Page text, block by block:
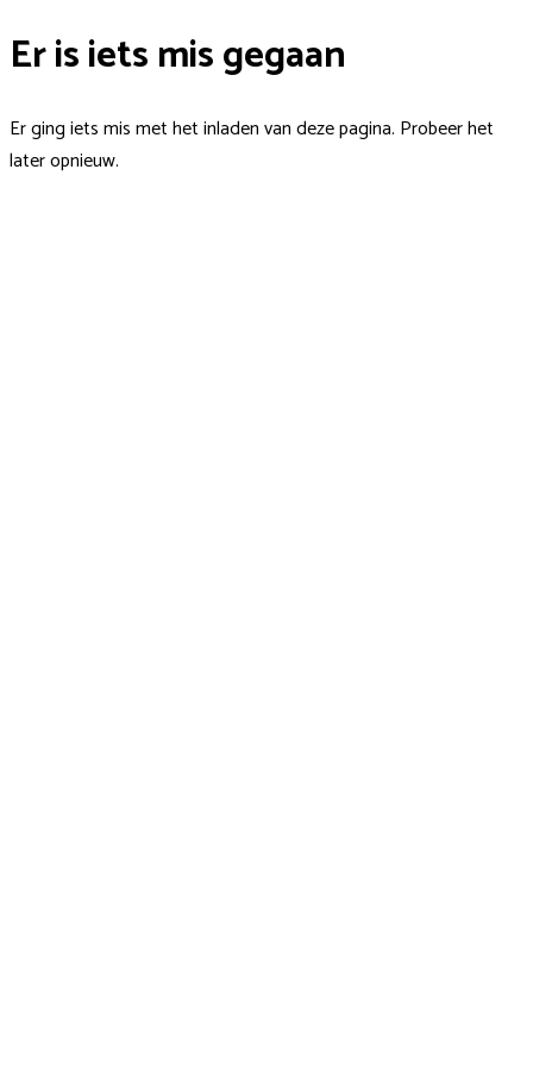
Er is iets mis gegaan
Er ging iets mis met het inladen van deze pagina. Probeer het
later opnieuw.